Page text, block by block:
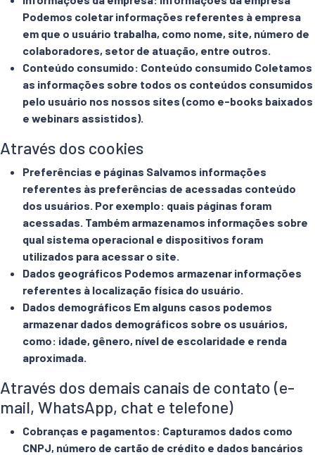
Podemos coletar informações referentes à empresa
em que o usuário trabalha, como nome, site, número de
colaboradores, setor de atuação, entre outros.
Conteúdo consumido: Conteúdo consumido Coletamos
as informações sobre todos os conteúdos consumidos
pelo usuário nos nossos sites (como e-books baixados
e webinars assistidos).
Através dos cookies
Preferências e páginas Salvamos informações
referentes às preferências de acessadas conteúdo
dos usuários. Por exemplo: quais páginas foram
acessadas. Também armazenamos informações sobre
qual sistema operacional e dispositivos foram
utilizados para acessar o site.
Dados geográficos Podemos armazenar informações
referentes à localização física do usuário.
Dados demográficos Em alguns casos podemos
armazenar dados demográficos sobre os usuários,
como: idade, gênero, nível de escolaridade e renda
aproximada.
Através dos demais canais de contato (e-
mail, WhatsApp, chat e telefone)
Cobranças e pagamentos: Capturamos dados como
CNPJ, número de cartão de crédito e dados bancários